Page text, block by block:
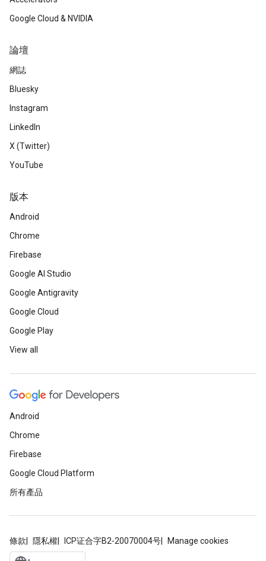
Google Cloud & NVIDIA
論壇
網誌
Bluesky
Instagram
LinkedIn
X (Twitter)
YouTube
版本
Android
Chrome
Firebase
Google AI Studio
Google Antigravity
Google Cloud
Google Play
View all
Android
Chrome
Firebase
Google Cloud Platform
所有產品
條款 隱私權 ICP证合字B2-20070004号 Manage cookies